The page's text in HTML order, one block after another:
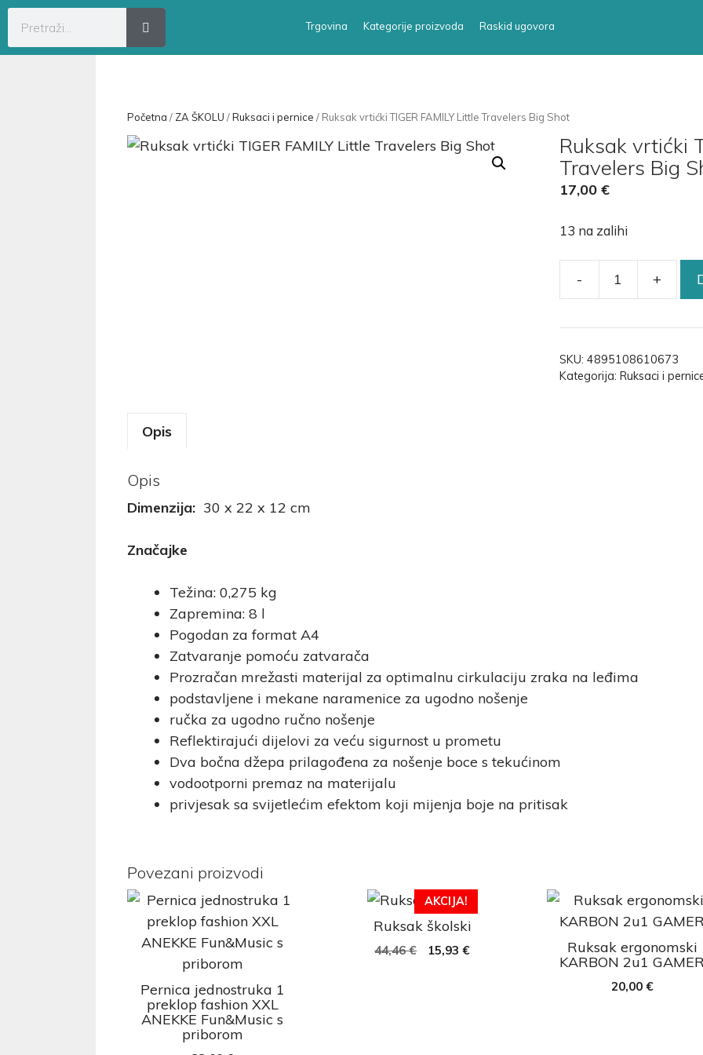
Trgovina Kategorije proizvoda Raskid ugovora
Početna / ZA ŠKOLU /Ruksaci i pernice / Ruksak vrtićki TIGER FAMILY Little Travelers Big Shot
Ruksak vrtićki
Travelers Big
17,00 €
13 na zalihi
- +
SKU: 4895108610673
Kategorija: Ruksaci i
Opis
Opis
Dimenzija: 30 x 22 x 12 cm
Značajke
Težina: 0,275 kg
Zapremina: 8 l
Pogodan za format A4
Zatvaranje pomoću zatvarača
Prozračan mrežasti materijal za optimalnu cirkulaciju zraka na leđima
podstavljene i mekane naramenice za ugodno nošenje
ručka za ugodno ručno nošenje
Reflektirajući dijelovi za veću sigurnost u prometu
Dva bočna džepa prilagođena za nošenje boce s tekućinom
vodootporni premaz na materijalu
privjesak sa svijetlećim efektom koji mijenja boje na pritisak
Povezani proizvodi
Pernica jednostruka 1
preklop fashion XXL
ANEKKE Fun&Music s
priborom
AKCIJA!
Ruksak školski
44,46€ 15,93€
Ruksak ergonomski
KARBON 2u1
20,00 €